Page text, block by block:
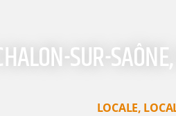
SUR-
LOCALE,